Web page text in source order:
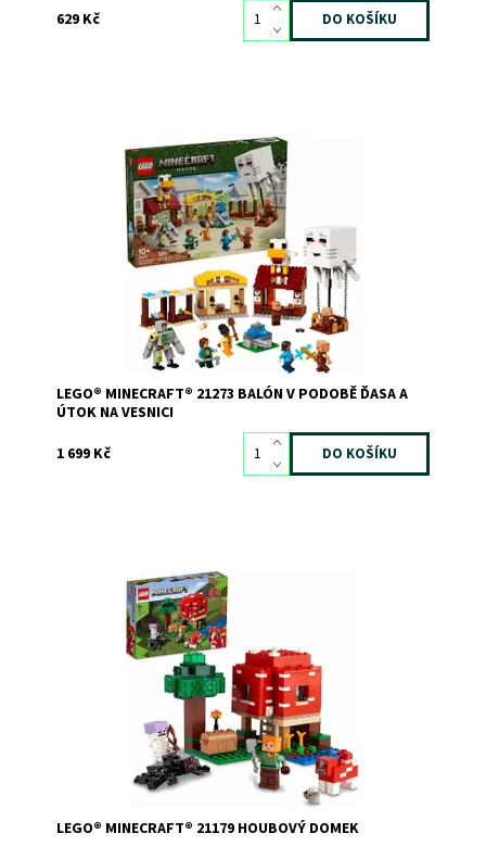
629 Kč
Piglini útočí na vesnici ze svého balónu v podobě ďasa! U
fontány na hlavním náměstí odpálili disk. Připravte se
využít všechny své dovednosti z Minecraftu a pomoc
železného golema, abyste zachránili zbytek vesnice –
včetně Steveovy restaurace se smaženým...
Skladem1
12420
LEGO
LEGO® MINECRAFT® 21273 BALÓN V PODOBĚ ĎASA A
ÚTOK NA VESNICI
1 699 Kč
Zábava ze světa Minecraft® v obřím houbovém domku
Dostupnost:
Skladem3
9558
LEGO
LEGO® MINECRAFT® 21179 HOUBOVÝ DOMEK